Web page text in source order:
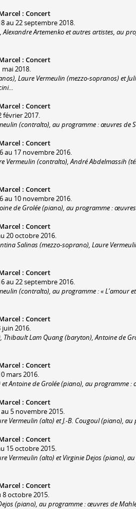
: Concert
au 22 septembre 2018.
Artemenko et autres artistes, au
: Concert
2018.
Laure Vermeulin (mezzo-sopranos) et
: Concert
février 2017.
(contralto), au programme : œuvres de
: Concert
au 17 novembre 2016.
Vermeulin (contralto), André Abdelmassih
: Concert
au 10 novembre 2016.
de Grolée (piano), au programme :
: Concert
20 octobre 2016.
Salinas (mezzo-soprano), Laure
: Concert
au 22 septembre 2016.
(contralto), au programme : « L'amour
: Concert
juin 2016.
Thibault Lam Quang (baryton), Antoine de
: Concert
mars 2016.
Antoine de Grolée (piano), au programme :
: Concert
5 novembre 2015.
Vermeulin (alto) et J.-B. Cougoul (piano),
: Concert
15 octobre 2015.
Vermeulin (alto) et Virginie Dejos (piano),
: Concert
8 octobre 2015.
(piano), au programme : œuvres de